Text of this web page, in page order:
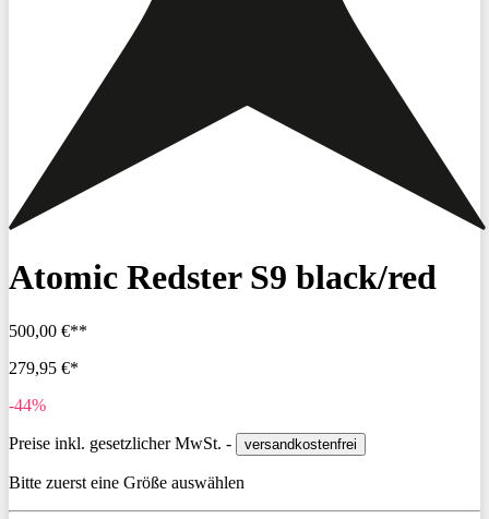
Atomic Redster S9 black/red
500,00 €**
279,95 €*
-44%
Preise inkl. gesetzlicher MwSt. - versandkostenfrei
Bitte zuerst eine Größe auswählen